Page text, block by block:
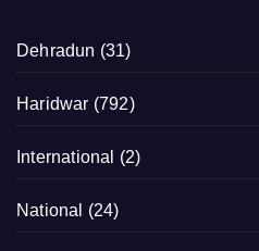
Dehradun (31)
Haridwar (792)
International (2)
National (24)